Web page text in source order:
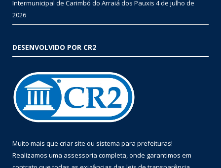
Intermunicipal de Carimbó do Arraiá dos Pauxis 4 de julho de
2026
DESENVOLVIDO POR CR2
Muito mais que criar site ou sistema para prefeituras!
Realizamos uma assessoria completa, onde garantimos em